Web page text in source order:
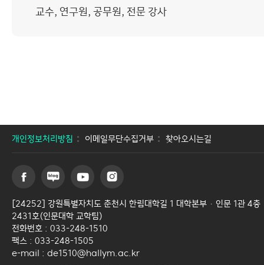
교수, 연구원, 공무원, 전문 강사
개인정보처리방침 이메일무단수집거부 찾아오시는길
[24252] 강원특별자치도 춘천시 한림대학길 1 대학본부 · 인문 1관 4층
2431호(인문대학 교학팀)
전화번호 : 033-248-1510
팩스 : 033-248-1505
e-mail : de1510@hallym.ac.kr